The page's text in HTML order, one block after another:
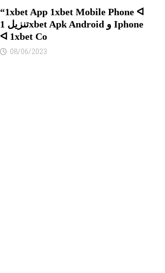
“1xbet App 1xbet Mobile Phone ᐊ
تنزيل 1xbet Apk Android و Iphone
ᐊ 1xbet Co
08/06/2023